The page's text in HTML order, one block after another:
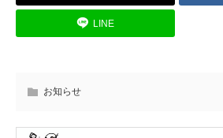
LINE
お知らせ